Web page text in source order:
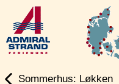
Sommerhus: Løkken